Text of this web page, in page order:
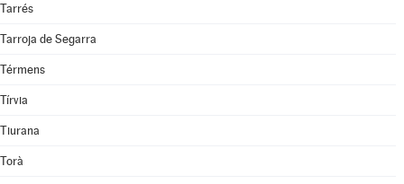
Tarrés
Tarroja de Segarra
Térmens
Tírvia
Tiurana
Torà